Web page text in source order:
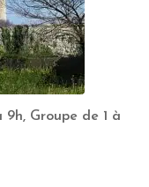
9h, Groupe de 1 à